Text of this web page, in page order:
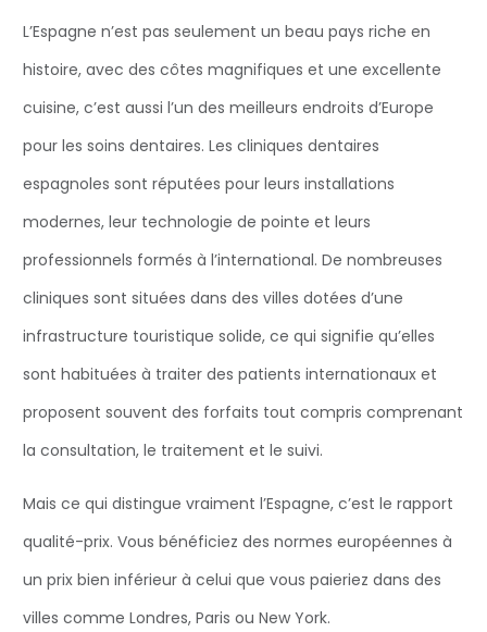
L’Espagne n’est pas seulement un beau pays riche en
histoire, avec des côtes magnifiques et une excellente
cuisine, c’est aussi l’un des meilleurs endroits d’Europe
pour les soins dentaires. Les cliniques dentaires
espagnoles sont réputées pour leurs installations
modernes, leur technologie de pointe et leurs
professionnels formés à l’international. De nombreuses
cliniques sont situées dans des villes dotées d’une
infrastructure touristique solide, ce qui signifie qu’elles
sont habituées à traiter des patients internationaux et
proposent souvent des forfaits tout compris comprenant
la consultation, le traitement et le suivi.
Mais ce qui distingue vraiment l’Espagne, c’est le rapport
qualité-prix. Vous bénéficiez des normes européennes à
un prix bien inférieur à celui que vous paieriez dans des
villes comme Londres, Paris ou New York.